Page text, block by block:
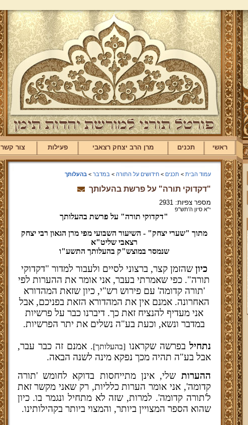
ראשי תכנים מרן הרב יצחק רצאבי פעילות צור קשר
עמוד הבית > תכנים >חידושים על התורה > במדבר >בהעלותך
"דקדוקי תורה" על פרשת בהעלותך
מספר צפיות: 2931
י"א סיון ה'תש"פ
"דקדוקי תורה" על פרשת בהעלותך
מתוך "שערי יצחק" - השיעור השבועי מפי מרן הגאון רבי יצחק
רצאבי שליט"א
שנמסר במוצש"ק בהעלותך התשע"ו
כיוןשהזמן קצר, ברצוני לסיים ולעבור למדור "דקדוקי
תורה". כפי שאמרתי בעבר, אני אומר את ההערות לפי
'תורה קדומה' עם פירוש רש"י, כיון שזאת המהדורא
האחרונה. אמנם אין את המהדורא הזאת בפניכם, אבל
אני מעדיף להנציח זאת כך. דיברנו כבר על פרשיות
במדבר ונשא, וכעת בע"ה נשלים את יתר הפרשיות.
נתחיל בפרשה שקראנו[בהעלותך]. אמנם זה כבר עבר,
אבל בע"ה תהיה מכך נפקא מינה לשנה הבאה.
ההערות שלי, אינן מתייחסות בדוקא לחומש 'תורה
קדומה', אני אומר הערות כלליות, רק שאני מקשר זאת
ל'תורה קדומה'. למרות, שזה לא מתחיל ונגמר בו. כיון
שהוא הספר המצויין ביותר, והמצוי ביותר בקהילותינו.